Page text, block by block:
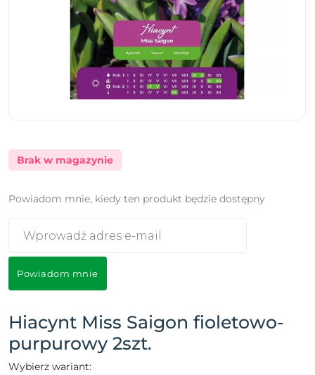
Brak w magazynie
Powiadom mnie, kiedy ten produkt będzie dostępny
Powiadom mnie
Hiacynt Miss Saigon fioletowo-
purpurowy 2szt.
Wybierz wariant: